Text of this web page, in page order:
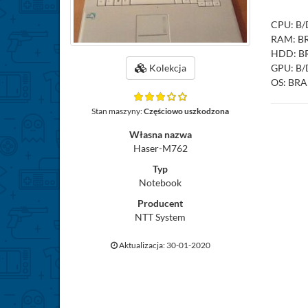
Kolekcja
Stan maszyny:Częściowo uszkodzona
Własna nazwa
Haser-M762
Typ
Notebook
Producent
NTT System
Aktualizacja: 30-01-2020
CPU: B/
RAM:
HDD:
GPU: B/
OS: